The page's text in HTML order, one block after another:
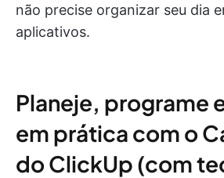
não precise organizar seu dia
aplicativos.
Planeje, programe
em prática com o
do ClickUp (com